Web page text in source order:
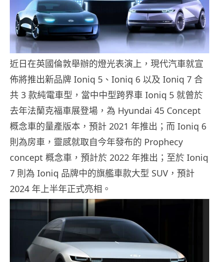
近日在英國倫敦舉辦的燈光表演上，現代汽車就宣
佈將推出新品牌 Ioniq 5、Ioniq 6 以及 Ioniq 7 合
共 3 款純電車型，當中中型跨界車 Ioniq 5 就曾於
去年法蘭克福車展登場，為 Hyundai 45 Concept
概念車的量產版本，預計 2021 年推出；而 Ioniq 6
則為房車，靈感就取自今年發布的 Prophecy
concept 概念車，預計於 2022 年推出；至於 Ioniq
7 則為 Ioniq 品牌中的旗艦車款大型 SUV，預計
2024 年上半年正式亮相。